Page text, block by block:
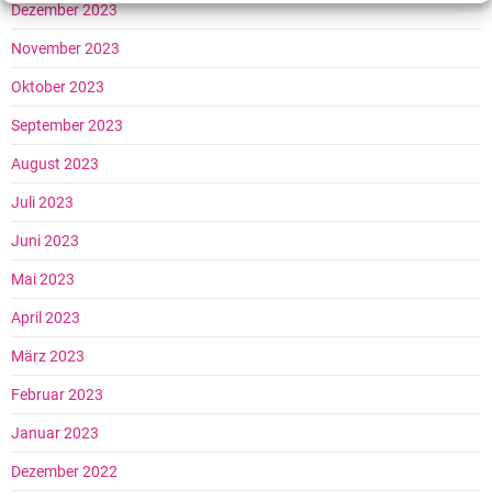
Dezember 2023
November 2023
Oktober 2023
September 2023
August 2023
Juli 2023
Juni 2023
Mai 2023
April 2023
März 2023
Februar 2023
Januar 2023
Dezember 2022